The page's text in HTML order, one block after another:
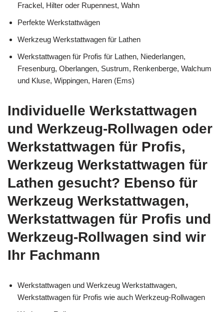
Frackel, Hilter oder Rupennest, Wahn
Perfekte Werkstattwägen
Werkzeug Werkstattwagen für Lathen
Werkstattwagen für Profis für Lathen, Niederlangen,
Fresenburg, Oberlangen, Sustrum, Renkenberge, Walchum
und Kluse, Wippingen, Haren (Ems)
Individuelle Werkstattwagen
und Werkzeug-Rollwagen oder
Werkstattwagen für Profis,
Werkzeug Werkstattwagen für
Lathen gesucht? Ebenso für
Werkzeug Werkstattwagen,
Werkstattwagen für Profis und
Werkzeug-Rollwagen sind wir
Ihr Fachmann
Werkstattwagen und Werkzeug Werkstattwagen,
Werkstattwagen für Profis wie auch Werkzeug-Rollwagen